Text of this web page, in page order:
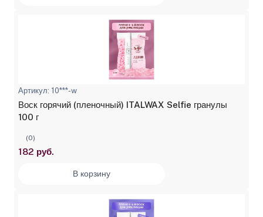
Артикул: 10***-w
Воск горячий (пленочный) ITALWAX Selfie гранулы
100 г
(0)
182 руб.
В корзину